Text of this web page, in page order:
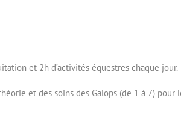
et 2h d’activités équestres chaque jour.
et des soins des Galops (de 1 à 7)